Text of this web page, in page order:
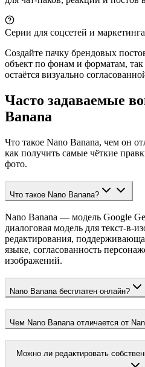
Серии для соцсетей и маркетинга
Создайте пачку брендовых
объект по фонам и форматам, так
остаётся визуально
Часто задаваемые
Banana
Что такое Nano Banana, чем он
как получить самые чёткие
фото.
Что такое Nano Banana?
Nano Banana — модель Google
диалоговая модель для текст-в-
редактирования,
языке, согласованность
изображений.
Nano Banana бесплатен онлайн?
Чем Nano Banana отличается от
Можно ли редактировать